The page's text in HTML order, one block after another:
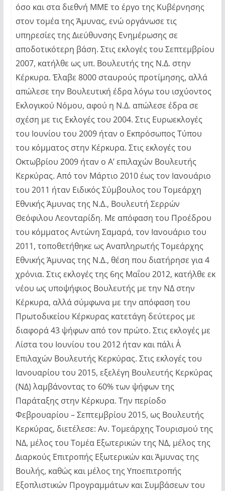
όσο και στα διεθνή ΜΜΕ το έργο της Κυβέρνησης
στον τομέα της Άμυνας, ενώ οργάνωσε τις
υπηρεσίες της Διεύθυνσης Ενημέρωσης σε
αποδοτικότερη βάση. Στις εκλογές του Σεπτεμβρίου
2007, κατήλθε ως υπ. Βουλευτής της Ν.Δ. στην
Κέρκυρα. Έλαβε 8000 σταυρούς προτίμησης, αλλά
απώλεσε την Βουλευτική έδρα λόγω του ισχύοντος
Εκλογικού Νόμου, αφού η Ν.Δ. απώλεσε έδρα σε
σχέση με τις Εκλογές του 2004. Στις Ευρωεκλογές
του Ιουνίου του 2009 ήταν ο Εκπρόσωπος Τύπου
του κόμματος στην Κέρκυρα. Στις εκλογές του
Οκτωβρίου 2009 ήταν ο Α’ επιλαχών Βουλευτής
Κερκύρας. Από τον Μάρτιο 2010 έως τον Ιανουάριο
του 2011 ήταν Ειδικός Σύμβουλος του Τομεάρχη
Εθνικής Άμυνας της Ν.Δ., Βουλευτή Σερρών
Θεόφιλου Λεονταρίδη. Με απόφαση του Προέδρου
του κόμματος Αντώνη Σαμαρά, τον Ιανουάριο του
2011, τοποθετήθηκε ως Αναπληρωτής Τομεάρχης
Εθνικής Άμυνας της Ν.Δ., θέση που διατήρησε για 4
χρόνια. Στις εκλογές της 6ης Μαΐου 2012, κατήλθε εκ
νέου ως υποψήφιος Βουλευτής με την ΝΔ στην
Κέρκυρα, αλλά σύμφωνα με την απόφαση του
Πρωτοδικείου Κέρκυρας κατετάγη δεύτερος με
διαφορά 43 ψήφων από τον πρώτο. Στις εκλογές με
Λίστα του Ιουνίου του 2012 ήταν και πάλι Α΄
Επιλαχών Βουλευτής Κερκύρας. Στις εκλογές του
Ιανουαρίου του 2015, εξελέγη Βουλευτής Κερκύρας
(ΝΔ) λαμβάνοντας το 60% των ψήφων της
Παράταξης στην Κέρκυρα. Την περίοδο
Φεβρουαρίου – Σεπτεμβρίου 2015, ως Βουλευτής
Κερκύρας, διετέλεσε: Αν. Τομεάρχης Τουρισμού της
ΝΔ, μέλος του Τομέα Εξωτερικών της ΝΔ, μέλος της
Διαρκούς Επιτροπής Εξωτερικών και Άμυνας της
Βουλής, καθώς και μέλος της Υποεπιτροπής
Εξοπλιστικών Προγραμμάτων και Συμβάσεων του